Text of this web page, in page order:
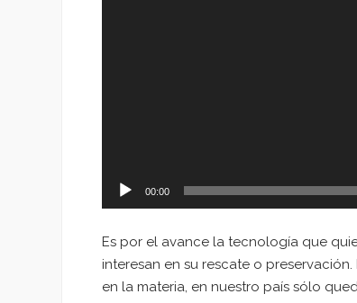
00:00
Es por el avance la tecnología que
interesan en su rescate o
en la materia, en nuestro país sólo